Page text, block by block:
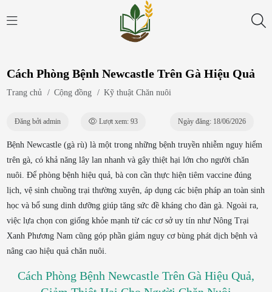
Cách Phòng Bệnh Newcastle Trên Gà Hiệu Quả
Trang chủ / Cộng đồng / Kỹ thuật Chăn nuôi
Đăng bởi admin Lượt xem: 93 Ngày đăng: 18/06/2026
Bệnh Newcastle (gà rù) là một trong những bệnh truyền nhiễm nguy hiểm
trên gà, có khả năng lây lan nhanh và gây thiệt hại lớn cho người chăn
nuôi. Để phòng bệnh hiệu quả, bà con cần thực hiện tiêm vaccine đúng
lịch, vệ sinh chuồng trại thường xuyên, áp dụng các biện pháp an toàn sinh
học và bổ sung dinh dưỡng giúp tăng sức đề kháng cho đàn gà. Ngoài ra,
việc lựa chọn con giống khỏe mạnh từ các cơ sở uy tín như Nông Trại
Xanh Phương Nam cũng góp phần giảm nguy cơ bùng phát dịch bệnh và
nâng cao hiệu quả chăn nuôi.
Cách Phòng Bệnh Newcastle Trên Gà Hiệu Quả,